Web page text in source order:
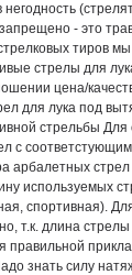
- это
тиров
стрелы для
цена/
для лука под
стрельбы Для
с
арбалетных стрел
используемых
спортивная).
т.к. длина
правильной
знать силу